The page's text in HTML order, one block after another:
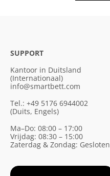
SUPPORT
Kantoor in Duitsland
(Internationaal)
info@smartbett.com
Tel.: +49 5176 6944002
(Duits, Engels)
Ma–Do: 08:00 – 17:00
Vrijdag: 08:30 – 15:00
Zaterdag & Zondag: Gesloten